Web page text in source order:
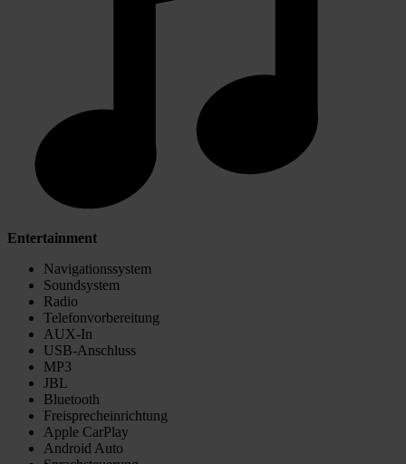
Entertainment
Navigationssystem
Soundsystem
Radio
Telefonvorbereitung
AUX-In
USB-Anschluss
MP3
JBL
Bluetooth
Freisprecheinrichtung
Apple CarPlay
Android Auto